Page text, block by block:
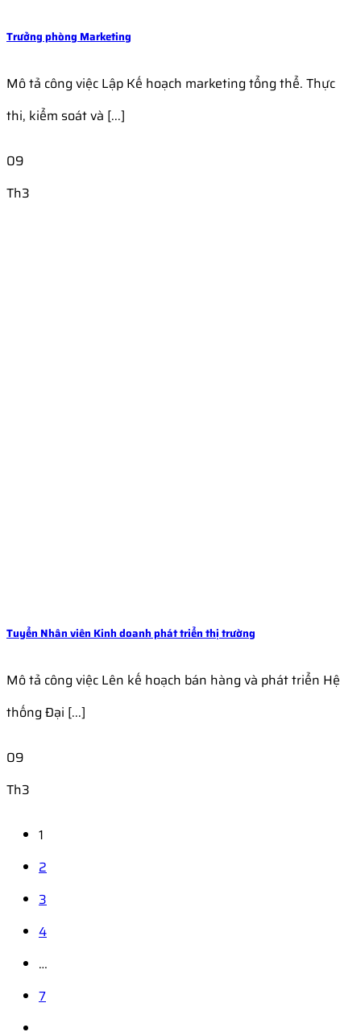
Trưởng phòng Marketing
Mô tả công việc Lập Kế hoạch marketing tổng thể. Thực
thi, kiểm soát và [...]
09
Th3
Tuyển Nhân viên Kinh doanh phát triển thị trường
Mô tả công việc Lên kế hoạch bán hàng và phát triển Hệ
thống Đại [...]
09
Th3
1
2
3
4
…
7